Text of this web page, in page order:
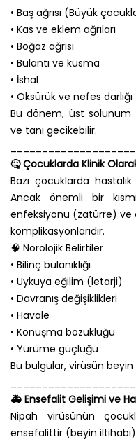
• Baş ağrısı (Büyük
• Kas ve eklem ağrıları
• Boğaz ağrısı
• Bulantı ve kusma
• İshal
• Öksürük ve nefes darlığı
Bu dönem, üst solunum
ve tanı gecikebilir.
🤒 Çocuklarda Klinik
Bazı çocuklarda
Ancak önemli bir
enfeksiyonu (zatürre) ve
komplikasyonlarıdır.
🧠 Nörolojik Belirtiler
• Bilinç bulanıklığı
• Uykuya eğilim (letarji)
• Davranış değişiklikleri
• Havale
• Konuşma bozukluğu
• Yürüme güçlüğü
Bu bulgular, virüsün
🚑 Ensefalit Gelişimi ve
Nipah virüsünün
ensefalittir (beyin